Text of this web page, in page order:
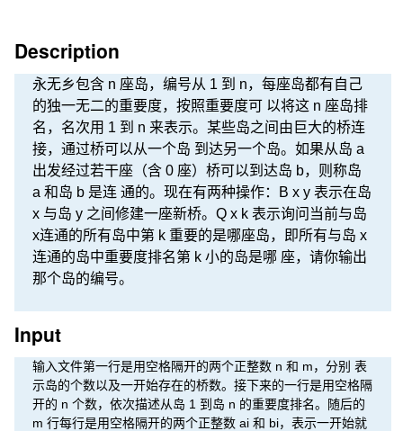
Description
永无乡包含 n 座岛，编号从 1 到 n，每座岛都有自己
的独一无二的重要度，按照重要度可 以将这 n 座岛排
名，名次用 1 到 n 来表示。某些岛之间由巨大的桥连
接，通过桥可以从一个岛 到达另一个岛。如果从岛 a
出发经过若干座（含 0 座）桥可以到达岛 b，则称岛
a 和岛 b 是连 通的。现在有两种操作：B x y 表示在岛
x 与岛 y 之间修建一座新桥。Q x k 表示询问当前与岛
x连通的所有岛中第 k 重要的是哪座岛，即所有与岛 x
连通的岛中重要度排名第 k 小的岛是哪 座，请你输出
那个岛的编号。
Input
输入文件第一行是用空格隔开的两个正整数 n 和 m，分别 表
示岛的个数以及一开始存在的桥数。接下来的一行是用空格隔
开的 n 个数，依次描述从岛 1 到岛 n 的重要度排名。随后的
m 行每行是用空格隔开的两个正整数 ai 和 bi，表示一开始就